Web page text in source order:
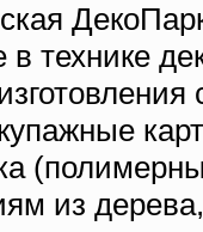
технике
из